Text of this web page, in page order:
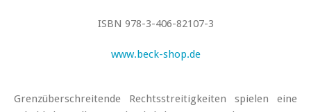
ISBN 978-3-406-82107-3
www.beck-shop.de
Grenzüberschreitende Rechtsstreitigkeiten spielen eine